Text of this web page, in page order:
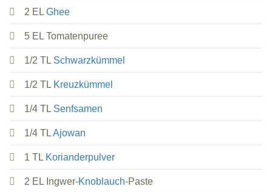
2 EL Ghee
5 EL Tomatenpuree
1/2 TL Schwarzkümmel
1/2 TL Kreuzkümmel
1/4 TL Senfsamen
1/4 TLAjowan
1 TL Korianderpulver
2 EL Ingwer-Knoblauch-Paste